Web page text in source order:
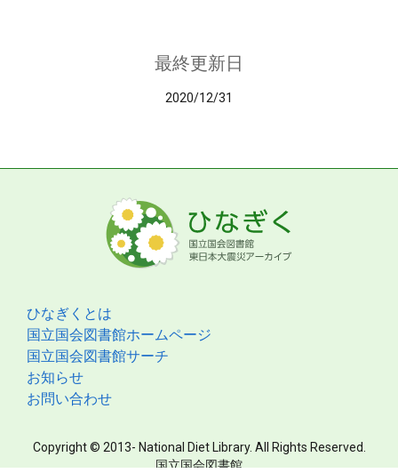
最終更新日
2020/12/31
ひなぎくとは
国立国会図書館ホームページ
国立国会図書館サーチ
お知らせ
お問い合わせ
Copyright © 2013- National Diet Library. All Rights Reserved.